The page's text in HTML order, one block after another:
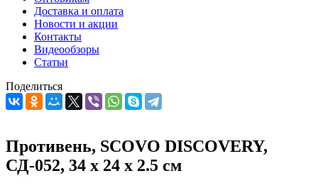
Доставка и оплата
Новости и акции
Контакты
Видеообзоры
Статьи
Поделиться
Противень, SCOVO DISCOVERY,
СД-052, 34 х 24 х 2.5 см